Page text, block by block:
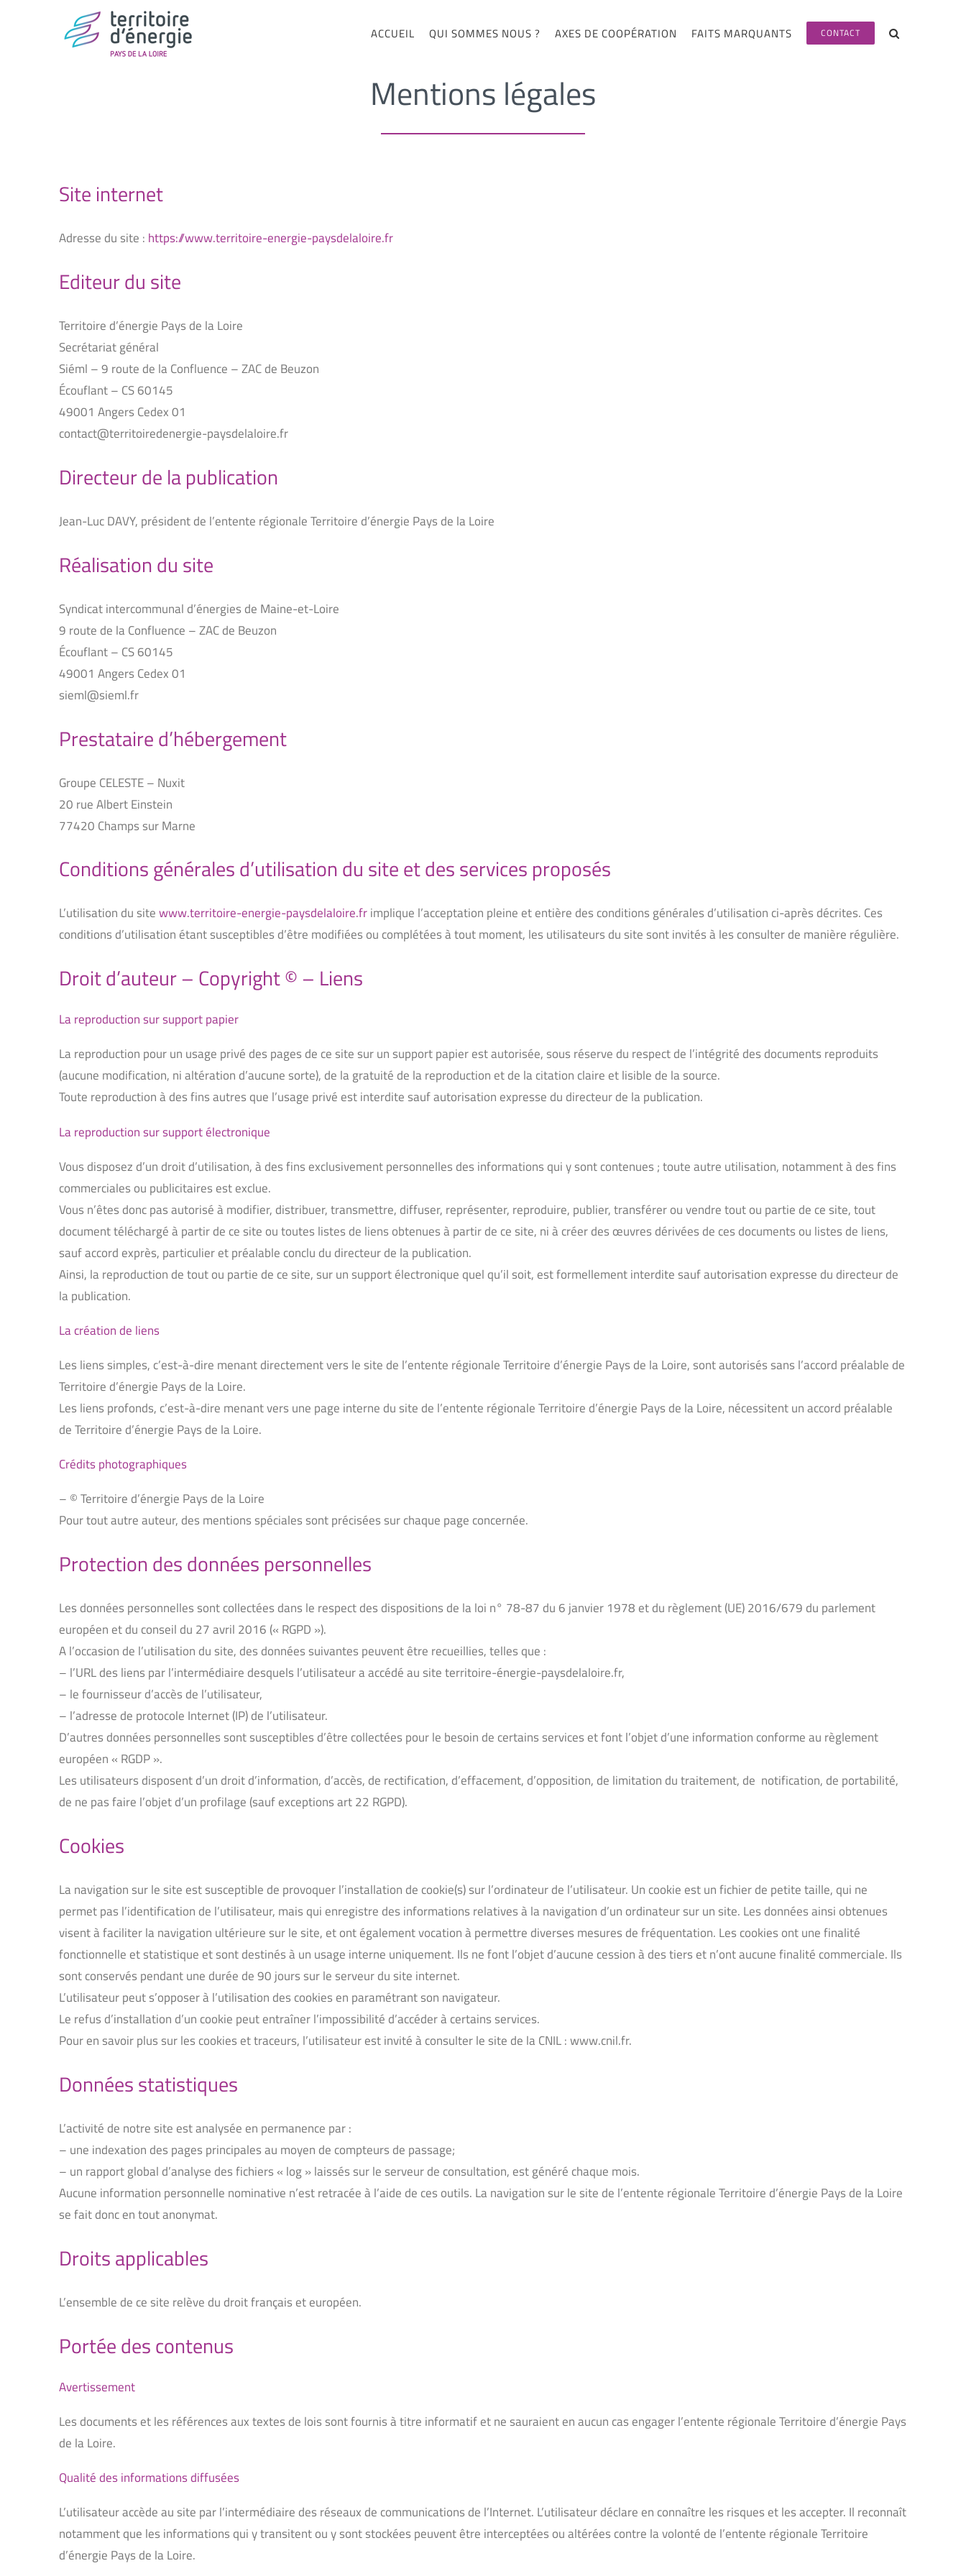
ACCUEIL QUI SOMMES NOUS ? AXES DE COOPÉRATION FAITS MARQUANTS CONTACT
Mentions légales
Site internet
Adresse du site : https://www.territoire-energie-paysdelaloire.fr
Editeur du site
Territoire d’énergie Pays de la Loire
Secrétariat général
Siéml – 9 route de la Confluence – ZAC de Beuzon
Écouflant – CS 60145
49001 Angers Cedex 01
contact@territoiredenergie-paysdelaloire.fr
Directeur de la publication
Jean-Luc DAVY, président de l’entente régionale Territoire d’énergie Pays de la Loire
Réalisation du site
Syndicat intercommunal d’énergies de Maine-et-Loire
9 route de la Confluence – ZAC de Beuzon
Écouflant – CS 60145
49001 Angers Cedex 01
sieml@sieml.fr
Prestataire d’hébergement
Groupe CELESTE– Nuxit
20 rue Albert Einstein
77420 Champs sur Marne
Conditions générales d’utilisation du site et des services proposés
L’utilisation du sitewww.territoire-energie-paysdelaloire.frimplique l’acceptation pleine et entière des conditions générales d’utilisation ci-après décrites. Ces
conditions d’utilisation étant susceptibles d’être modifiées ou complétées à tout moment, les utilisateurs du site sont invités à les consulter de manière régulière.
Droit d’auteur – Copyright © – Liens
La reproduction sur support papier
La reproduction pour un usage privé des pages de ce site sur un support papier est autorisée, sous réserve du respect de l’intégrité des documents reproduits
(aucune modification, ni altération d’aucune sorte), de la gratuité de la reproduction et de la citation claire et lisible de la source.
Toute reproduction à des fins autres que l’usage privé est interdite sauf autorisation expresse du directeur de la publication.
La reproduction sur support électronique
Vous disposez d’un droit d’utilisation, à des fins exclusivement personnelles des informations qui y sont contenues ; toute autre utilisation, notamment à des fins
commerciales ou publicitaires est exclue.
Vous n’êtes donc pas autorisé à modifier, distribuer, transmettre, diffuser, représenter, reproduire, publier, transférer ou vendre tout ou partie de ce site, tout
document téléchargé à partir de ce site ou toutes listes de liens obtenues à partir de ce site, ni à créer des œuvres dérivées de ces documents ou listes de liens,
sauf accord exprès, particulier et préalable conclu du directeur de la publication.
Ainsi, la reproduction de tout ou partie de ce site, sur un support électronique quel qu’il soit, est formellement interdite sauf autorisation expresse du directeur de
la publication.
La création de liens
Les liens simples, c’est-à-dire menant directement vers le site de l’entente régionale Territoire d’énergie Pays de la Loire, sont autorisés sans l’accord préalable de
Territoire d’énergie Pays de la Loire.
Les liens profonds, c’est-à-dire menant vers une page interne du site de l’entente régionale Territoire d’énergie Pays de la Loire, nécessitent un accord préalable
de Territoire d’énergie Pays de la Loire.
Crédits photographiques
– © Territoire d’énergie Pays de la Loire
Pour tout autre auteur, des mentions spéciales sont précisées sur chaque page concernée.
Protection des données personnelles
Les données personnelles sont collectées dans le respect des dispositions de la loi n° 78-87 du 6 janvier 1978 et du règlement (UE) 2016/679 du parlement
européen et du conseil du 27 avril 2016 (« RGPD »).
A l’occasion de l’utilisation du site, des données suivantes peuvent être recueillies, telles que :
– l’URL des liens par l’intermédiaire desquels l’utilisateur a accédé au site territoire-énergie-paysdelaloire.fr,
– le fournisseur d’accès de l’utilisateur,
– l’adresse de protocole Internet (IP) de l’utilisateur.
D’autres données personnelles sont susceptibles d’être collectées pour le besoin de certains services et font l’objet d’une information conforme au règlement
européen « RGDP ».
Les utilisateurs disposent d’un droit d’information, d’accès, de rectification, d’effacement, d’opposition, de limitation du traitement, de notification, de portabilité,
de ne pas faire l’objet d’un profilage (sauf exceptions art 22 RGPD).
Cookies
La navigation sur le site est susceptible de provoquer l’installation de cookie(s) sur l’ordinateur de l’utilisateur. Un cookie est un fichier de petite taille, qui ne
permet pas l’identification de l’utilisateur, mais qui enregistre des informations relatives à la navigation d’un ordinateur sur un site. Les données ainsi obtenues
visent à faciliter la navigation ultérieure sur le site, et ont également vocation à permettre diverses mesures de fréquentation. Les cookies ont une finalité
fonctionnelle et statistique et sont destinés à un usage interne uniquement. Ils ne font l’objet d’aucune cession à des tiers et n’ont aucune finalité commerciale. Ils
sont conservés pendant une durée de 90 jours sur le serveur du site internet.
L’utilisateur peut s’opposer à l’utilisation des cookies en paramétrant son navigateur.
Le refus d’installation d’un cookie peut entraîner l’impossibilité d’accéder à certains services.
Pour en savoir plus sur les cookies et traceurs, l’utilisateur est invité à consulter le site de la CNIL : www.cnil.fr.
Données statistiques
L’activité de notre site est analysée en permanence par :
– une indexation des pages principales au moyen de compteurs de passage;
– un rapport global d’analyse des fichiers « log » laissés sur le serveur de consultation, est généré chaque mois.
Aucune information personnelle nominative n’est retracée à l’aide de ces outils. La navigation sur le site de l’entente régionale Territoire d’énergie Pays de la Loire
se fait donc en tout anonymat.
Droits applicables
L’ensemble de ce site relève du droit français et européen.
Portée des contenus
Avertissement
Les documents et les références aux textes de lois sont fournis à titre informatif et ne sauraient en aucun cas engager l’entente régionale Territoire d’énergie Pays
de la Loire.
Qualité des informations diffusées
L’utilisateur accède au site par l’intermédiaire des réseaux de communications de l’Internet. L’utilisateur déclare en connaître les risques et les accepter. Il reconnaît
notamment que les informations qui y transitent ou y sont stockées peuvent être interceptées ou altérées contre la volonté de l’entente régionale Territoire
d’énergie Pays de la Loire.